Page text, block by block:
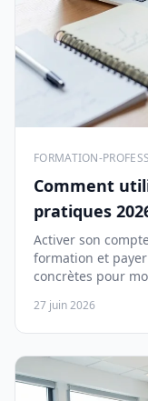
FORMATION-
Comment
pratiques
Activer son
formation et
concrètes pour
27 juin 2026